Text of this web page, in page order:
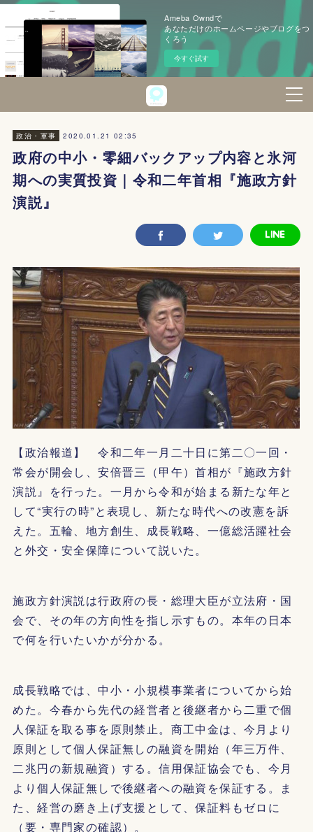
Ameba Owndで
あなただけのホームページやブログをつ
くろう
今すぐ試す
政治・軍事 2020.01.21 02:35
政府の中小・零細バックアップ内容と氷河
期への実質投資｜令和二年首相『施政方針
演説』
【政治報道】 令和二年一月二十日に第二〇一回・
常会が開会し、安倍晋三（甲午）首相が『施政方針
演説』を行った。一月から令和が始まる新たな年と
して“実行の時”と表現し、新たな時代への改憲を訴
えた。五輪、地方創生、成長戦略、一億総活躍社会
と外交・安全保障について説いた。
施政方針演説は行政府の長・総理大臣が立法府・国
会で、その年の方向性を指し示すもの。本年の日本
で何を行いたいかが分かる。
成長戦略では、中小・小規模事業者についてから始
めた。今春から先代の経営者と後継者から二重で個
人保証を取る事を原則禁止。商工中金は、今月より
原則として個人保証無しの融資を開始（年三万件、
二兆円の新規融資）する。信用保証協会でも、今月
より個人保証無しで後継者への融資を保証する。ま
た、経営の磨き上げ支援として、保証料もゼロに
（要・専門家の確認）。